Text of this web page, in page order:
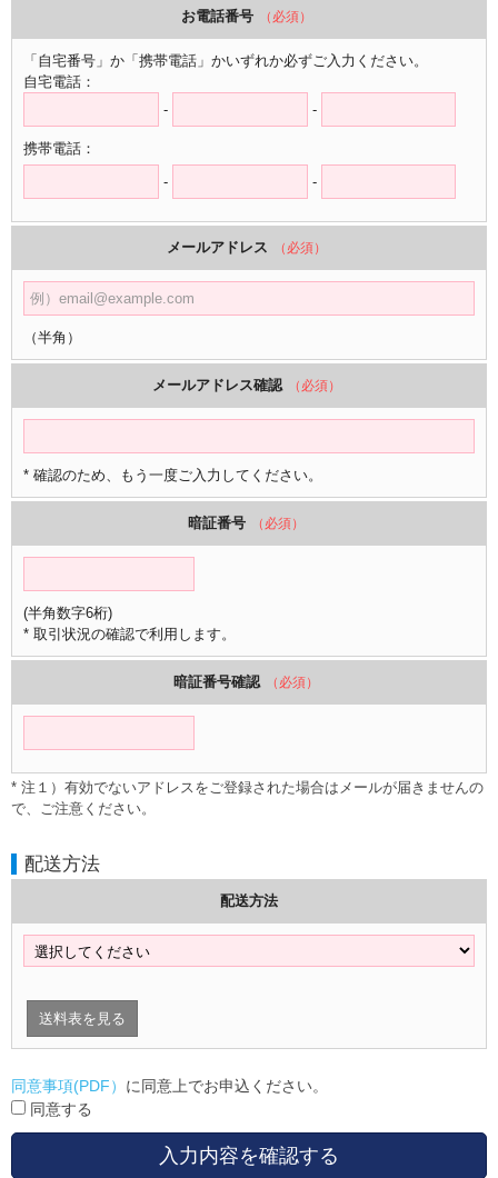
お電話番号 （必須）
「自宅番号」か「携帯電話」かいずれか必ずご入力ください。
自宅電話：
-
-
携帯電話：
-
-
メールアドレス （必須）
（半角）
メールアドレス確認 （必須）
* 確認のため、もう一度ご入力してください。
暗証番号 （必須）
(半角数字6桁)
* 取引状況の確認で利用します。
暗証番号確認 （必須）
* 注１）有効でないアドレスをご登録された場合はメールが届きませんの
で、ご注意ください。
配送方法
配送方法
送料表を見る
同意事項(PDF） に同意上でお申込ください。
同意する
入力内容を確認する